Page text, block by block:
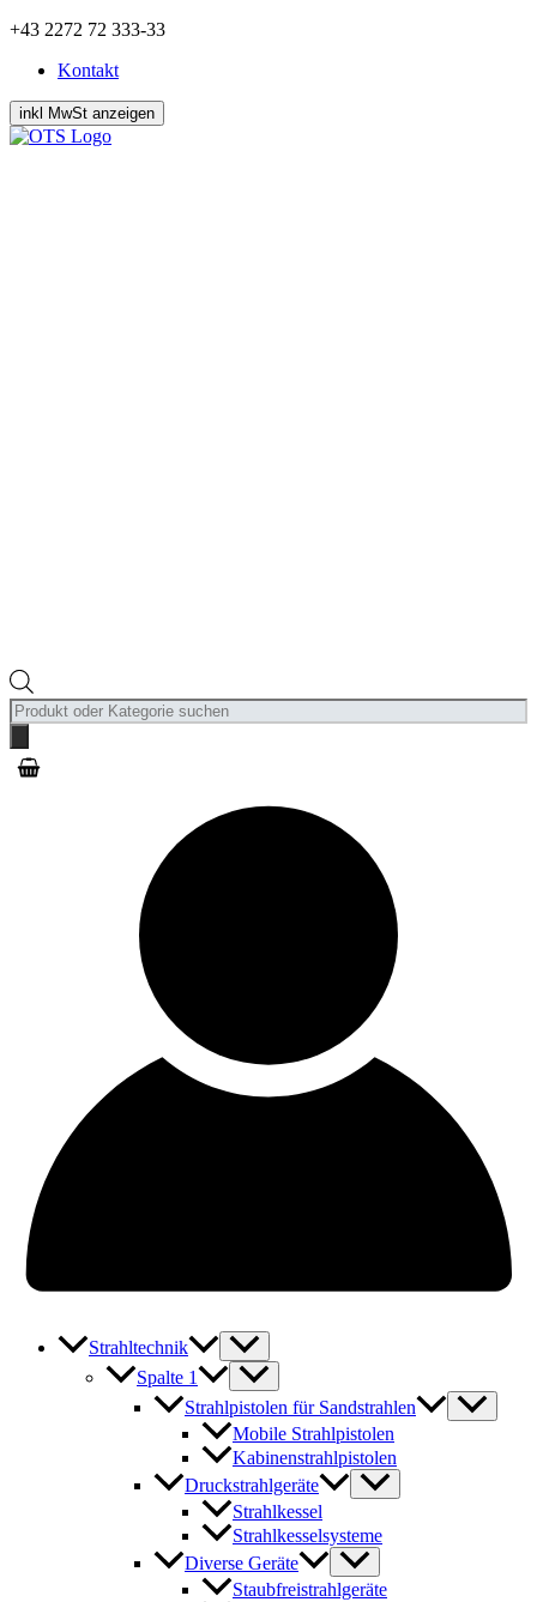
Zum
springen
+43 2272 72 333-33
Kontakt
Products
search
Strahltechnik
Spalte 1
Strahlpistolen für Sandstrahlen
Mobile Strahlpistolen
Kabinenstrahlpistolen
Druckstrahlgeräte
Strahlkessel
Strahlkesselsysteme
Diverse Geräte
Staubfreistrahlgeräte